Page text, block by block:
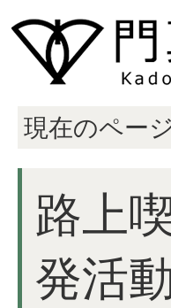
現在のページ
路上
発活